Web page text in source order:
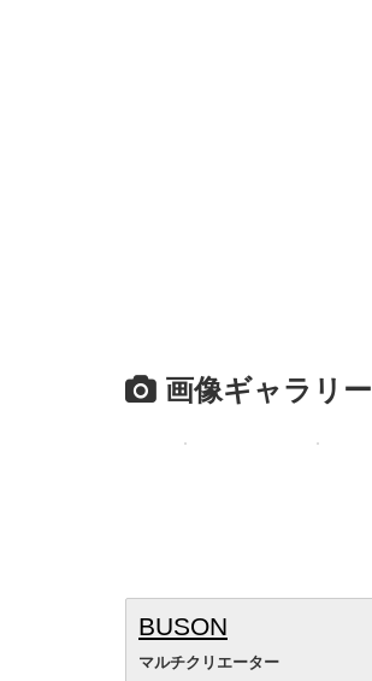
画像ギャラリー
BUSON
マルチクリエーター